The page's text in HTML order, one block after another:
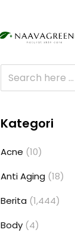
Kategori
Acne (10)
Anti Aging (18)
Berita (1,444)
Body (4)